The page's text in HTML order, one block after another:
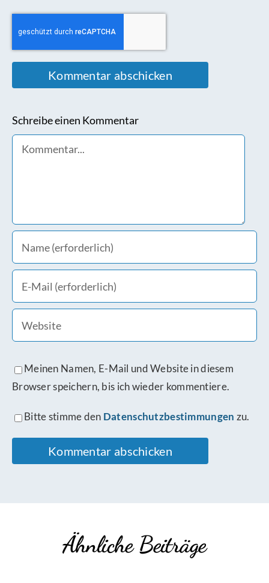
Schreibe einen Kommentar
Comment
Meinen Namen, E-Mail und Website in diesem
Browser speichern, bis ich wieder kommentiere.
Bitte stimme den Datenschutzbestimmungen zu.
Ähnliche Beiträge